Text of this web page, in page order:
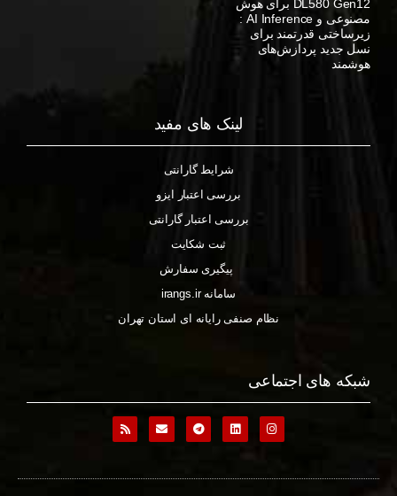
DL580 Gen12 برای هوش
مصنوعی و AI Inference :
زیرساختی قدرتمند برای
نسل جدید پردازش‌های
هوشمند
لینک های مفید
شرایط گارانتی
بررسی اعتبار ایزو
بررسی اعتبار گارانتی
ثبت شکایت
پیگیری سفارش
سامانه irangs.ir
نظام صنفی رایانه ای استان تهران
شبکه های اجتماعی